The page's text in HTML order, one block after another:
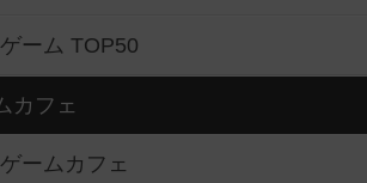
ーム TOP50
カフェ
ームカフェ